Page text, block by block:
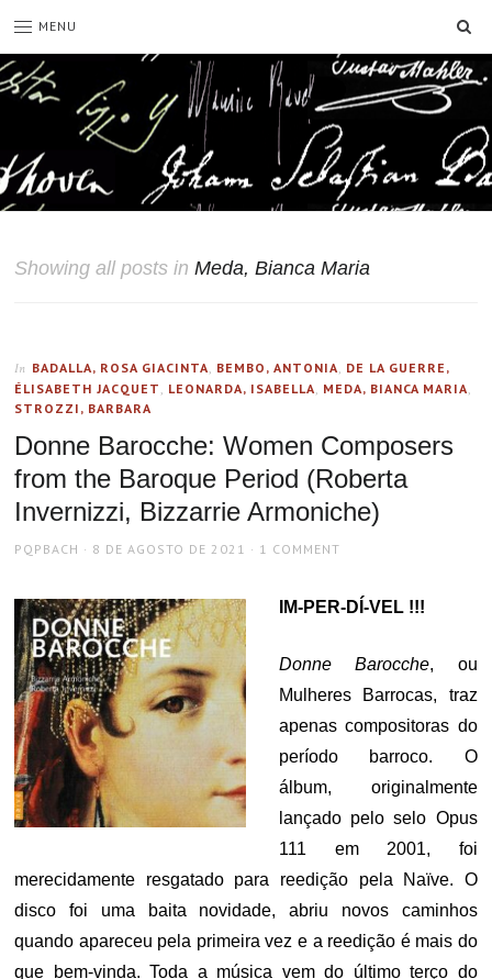
MENU
Showing all posts inMeda, Bianca Maria
In BADALLA, ROSA GIACINTA, BEMBO, ANTONIA, DE LA GUERRE,
ÉLISABETH JACQUET , LEONARDA, ISABELLA, MEDA, BIANCA MARIA,
STROZZI, BARBARA
Donne Barocche: Women Composers
from the Baroque Period (Roberta
Invernizzi, Bizzarrie Armoniche)
AUTHOR
PQPBACH
POSTED
8 DE AGOSTO DE 2021 1 COMMENT
IM-PER-DÍ-VEL !!!
Donne Barocche, ou
Mulheres Barrocas, traz
apenas compositoras do
período barroco. O
álbum, originalmente
lançado pelo selo Opus
111 em 2001, foi
merecidamente resgatado para reedição pela Naïve. O
disco foi uma baita novidade, abriu novos caminhos
quando apareceu pela primeira vez e a reedição é mais do
que bem-vinda. Toda a música vem do último terço do